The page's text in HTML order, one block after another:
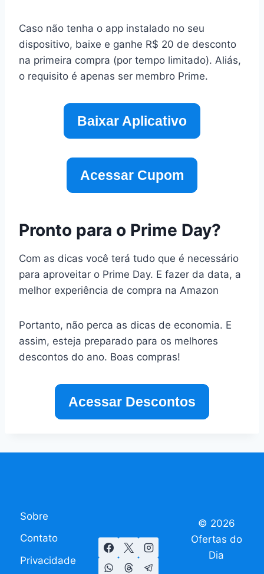
Caso não tenha o app instalado no seu
dispositivo, baixe e ganhe R$ 20 de desconto
na primeira compra (por tempo limitado). Aliás,
o requisito é apenas ser membro Prime.
Baixar Aplicativo
Acessar Cupom
Pronto para o Prime Day?
Com as dicas você terá tudo que é necessário
para aproveitar o Prime Day. E fazer da data, a
melhor experiência de compra na Amazon
Portanto, não perca as dicas de economia. E
assim, esteja preparado para os melhores
descontos do ano. Boas compras!
Acessar Descontos
Sobre
Contato
Privacidade
© 2026
Ofertas do
Dia